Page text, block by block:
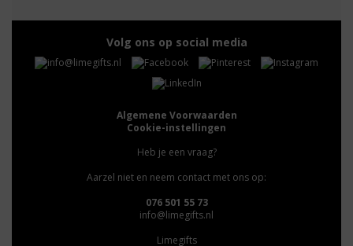
Volg ons op social media
Algemene Voorwaarden
Cookie-instellingen
Heb je een vraag?
Aarzel niet en neem contact met ons op:
076 501 55 73
info@limegifts.nl
Limegifts